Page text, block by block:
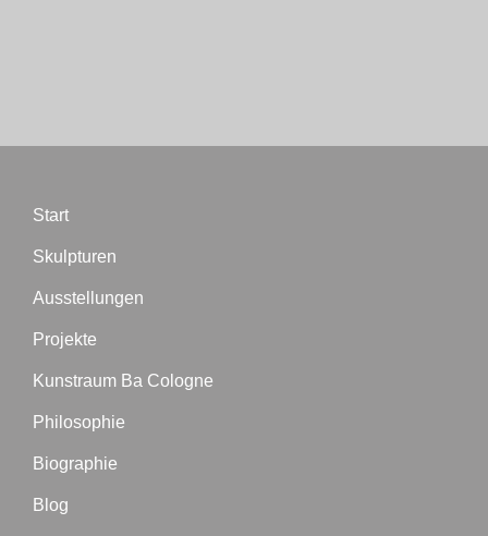
Start
Skulpturen
Ausstellungen
Projekte
Kunstraum Ba Cologne
Philosophie
Biographie
Blog